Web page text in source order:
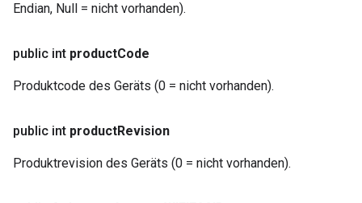
Endian, Null = nicht vorhanden).
public int productCode
Produktcode des Geräts (0 = nicht vorhanden).
public int productRevision
Produktrevision des Geräts (0 = nicht vorhanden).